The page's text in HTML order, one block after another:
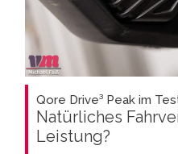
Qore Drive³ Peak im
Natürliches
Leistung?